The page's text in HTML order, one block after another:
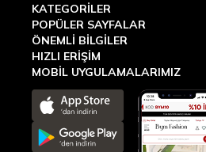
KATEGORILER
POPÜLER SAYFALAR
ÖNEMLI BILGILER
HIZLI ERIŞIM
MOBİL UYGULAMALARIMIZ